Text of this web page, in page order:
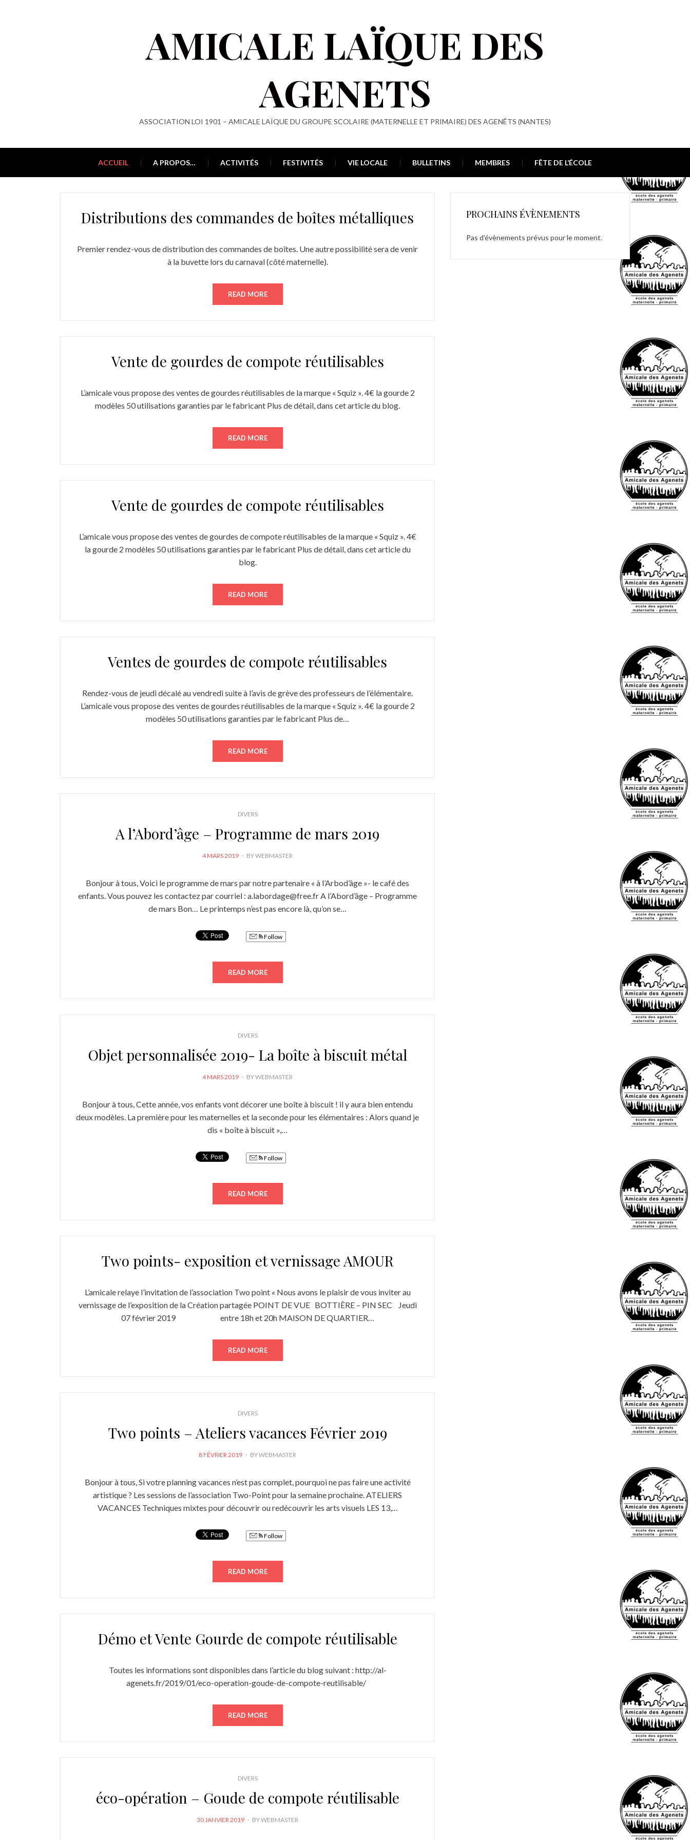
AMICALE LAÏQUE DES
AGENETS
ASSOCIATION LOI 1901 – AMICALE LAÏQUE DU GROUPE SCOLAIRE (MATERNELLE ET PRIMAIRE) DES AGENÊTS (NANTES)
ACCUEIL A PROPOS… ACTIVITÉS FESTIVITÉS VIE LOCALE BULLETINS MEMBRES FÊTE DE L’ÉCOLE
Distributions des commandes de boîtes métalliques
Premier rendez-vous de distribution des commandes de boîtes. Une autre possibilité sera de venir
à la buvette lors du carnaval (côté maternelle).
READ MORE
Vente de gourdes de compote réutilisables
L’amicale vous propose des ventes de gourdes réutilisables de la marque « Squiz ». 4€ la gourde 2
modèles 50 utilisations garanties par le fabricant Plus de détail, dans cet article du blog.
READ MORE
Vente de gourdes de compote réutilisables
L’amicale vous propose des ventes de gourdes de compote réutilisables de la marque « Squiz ». 4€
la gourde 2 modèles 50 utilisations garanties par le fabricant Plus de détail, dans cet article du
blog.
READ MORE
Ventes de gourdes de compote réutilisables
Rendez-vous de jeudi décalé au vendredi suite à l’avis de grève des professeurs de l’élémentaire.
L’amicale vous propose des ventes de gourdes réutilisables de la marque « Squiz ». 4€ la gourde 2
modèles 50 utilisations garanties par le fabricant Plus de…
READ MORE
DIVERS
A l’Abord’âge – Programme de mars 2019
POSTED
4 MARS 2019 BYWEBMASTER
Bonjour à tous, Voici le programme de mars par notre partenaire « à l’Arbod’âge »- le café des
enfants. Vous pouvez les contactez par courriel : a.labordage@free.fr A l’Abord’âge – Programme
de mars Bon… Le printemps n’est pas encore là, qu’on se…
Follow
READ MORE
DIVERS
Objet personnalisée 2019- La boîte à biscuit métal
POSTED
4 MARS 2019 BYWEBMASTER
Bonjour à tous, Cette année, vos enfants vont décorer une boîte à biscuit ! il y aura bien entendu
deux modèles. La première pour les maternelles et la seconde pour les élémentaires : Alors quand je
dis « boîte à biscuit »,…
Follow
READ MORE
Two points- exposition et vernissage AMOUR
L’amicale relaye l’invitation de l’association Two point « Nous avons le plaisir de vous inviter au
vernissage de l’exposition de la Création partagée POINT DE VUE BOTTIÈRE – PIN SEC Jeudi
07 février 2019 entre 18h et 20h MAISON DE QUARTIER…
READ MORE
DIVERS
Two points – Ateliers vacances Février 2019
POSTED
8 FÉVRIER 2019 BYWEBMASTER
Bonjour à tous, Si votre planning vacances n’est pas complet, pourquoi ne pas faire une activité
artistique ? Les sessions de l’association Two-Point pour la semaine prochaine. ATELIERS
VACANCES Techniques mixtes pour découvrir ou redécouvrir les arts visuels LES 13,…
Follow
READ MORE
Démo et Vente Gourde de compote réutilisable
Toutes les informations sont disponibles dans l’article du blog suivant : http://al-
agenets.fr/2019/01/eco-operation-goude-de-compote-reutilisable/
READ MORE
DIVERS
éco-opération – Goude de compote réutilisable
POSTED
30 JANVIER 2019 BYWEBMASTER
PROCHAINS ÉVÈNEMENTS
Pas d'évènements prévus pour le moment.